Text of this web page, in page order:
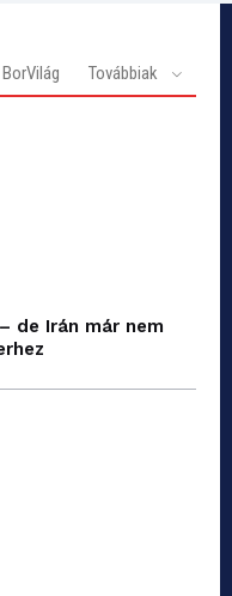
BorVilág Továbbiak
de Irán már nem